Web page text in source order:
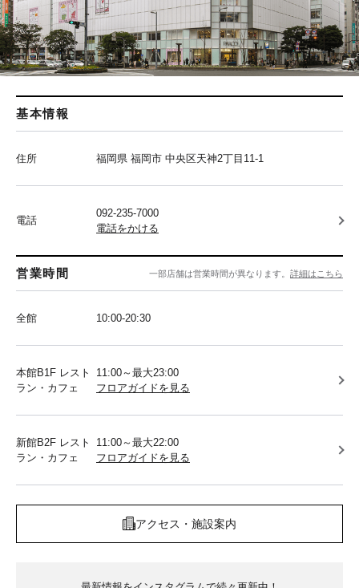
基本情報
住所 福岡県 福岡市 中央区天神2丁目11-1
電話
092-235-7000
電話をかける
営業時間 一部店舗は営業時間が異なります。 詳細はこちら
全館 10:00-20:30
本館B1F レスト
ラン・カフェ
11:00～最大23:00
フロアガイドを見る
新館B2F レスト
ラン・カフェ
11:00～最大22:00
フロアガイドを見る
アクセス・施設案内